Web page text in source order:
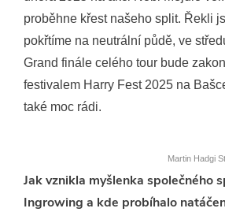
proběhne křest našeho split. Řekli
pokřtíme na neutrální půdě, ve
Grand finále celého tour bude
festivalem Harry Fest 2025 na
také moc rádi.
Martin Hadgi
Jak vznikla myšlenka společného
Ingrowing a kde probíhalo